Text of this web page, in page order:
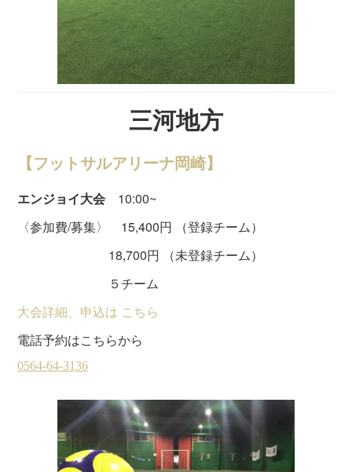
三河地方
【フットサルアリーナ岡崎】
エンジョイ大会 10:00~
〈参加費/募集〉 15,400円 （登録チーム）
18,700円 （未登録チーム）
５チーム
大会詳細、申込は こちら
電話予約はこちらから